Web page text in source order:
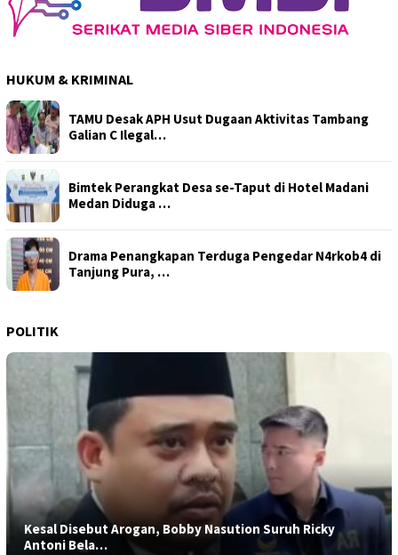
HUKUM & KRIMINAL
TAMU Desak APH Usut Dugaan Aktivitas Tambang
Galian C Ilegal…
Bimtek Perangkat Desa se-Taput di Hotel Madani
Medan Diduga …
Drama Penangkapan Terduga Pengedar N4rkob4 di
Tanjung Pura, …
POLITIK
Kesal Disebut Arogan, Bobby Nasution Suruh Ricky
Antoni Bela…